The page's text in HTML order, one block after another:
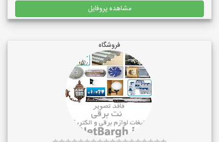
مشاهده پروفایل
فروشگاه